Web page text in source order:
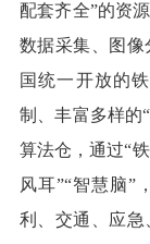
配套齐全”的资
数据采集、图
国统一开放的
制、丰富多样的
算法仓，通过“
风耳”“智慧脑”
利、交通、应